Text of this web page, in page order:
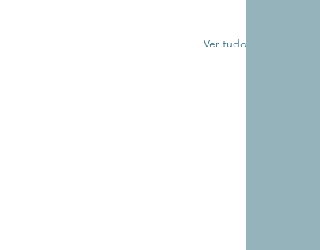
Ver tudo